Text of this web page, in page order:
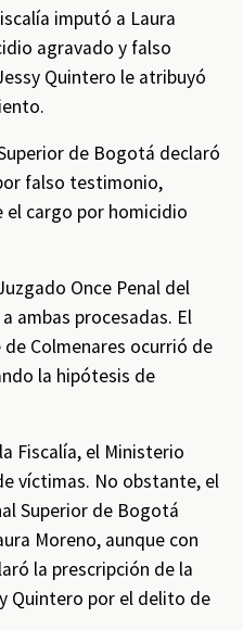
imputó a Laura
agravado y falso
Quintero le atribuyó
de Bogotá declaró
falso testimonio,
cargo por homicidio
Once Penal del
ambas procesadas. El
Colmenares ocurrió de
la hipótesis de
Fiscalía, el Ministerio
víctimas. No obstante, el
Superior de Bogotá
Moreno, aunque con
la prescripción de la
Quintero por el delito de